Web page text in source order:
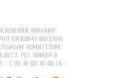
МИХАИЛ
691303847 ВЫДАНО
КОМИТЕТОМ.
Г. РЕГ. НОМЕР В
С 09-30 ДО 18-00; СБ -